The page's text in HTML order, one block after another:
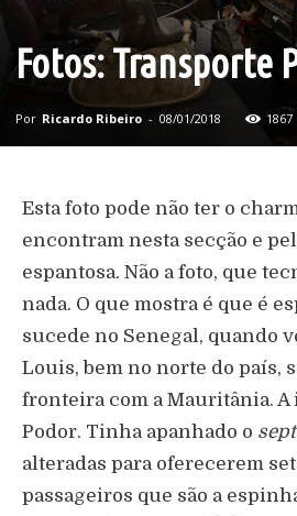
Fotos: Transporte
Por Ricardo Ribeiro - 08/01/2018 1867
Esta foto pode não ter o
encontram nesta secção e
espantosa. Não a foto, que
nada. O que mostra é que é
sucede no Senegal, quando
Louis, bem no norte do país,
fronteira com a Mauritânia. A
Podor. Tinha apanhado o
alteradas para oferecerem
passageiros que são a